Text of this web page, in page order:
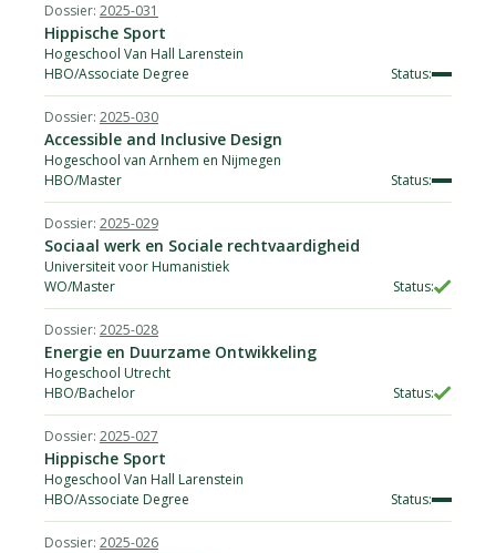
Dossier
Instelling
Opleiding
Orientatie/niveau
2025-031
Hogeschool Van Hall Larenstein
Hippische Sport
HBO/Associate Degree
2025-030
Hogeschool van Arnhem en Nijmegen
Accessible and Inclusive Design
HBO/Master
2025-029
Universiteit voor Humanistiek
Sociaal werk en Sociale rechtvaardigheid
WO/Master
2025-028
Hogeschool Utrecht
Energie en Duurzame Ontwikkeling
HBO/Bachelor
2025-027
Hogeschool Van Hall Larenstein
Hippische Sport
HBO/Associate Degree
2025-026